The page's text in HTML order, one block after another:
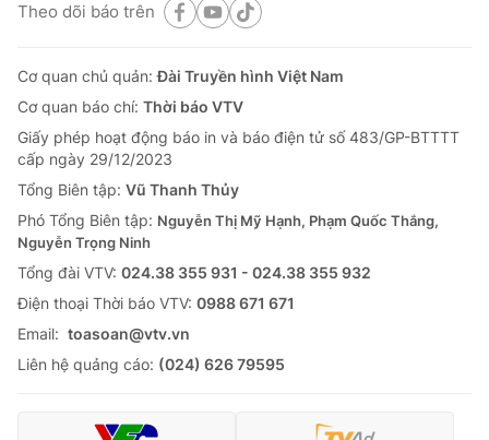
Theo dõi báo trên
Cơ quan chủ quản:Đài Truyền hình Việt Nam
Cơ quan báo chí: Thời báo VTV
Giấy phép hoạt động báo in và báo điện tử số 483/GP-BTTTT
cấp ngày 29/12/2023
Tổng Biên tập: Vũ Thanh Thủy
Phó Tổng Biên tập: Nguyễn Thị Mỹ Hạnh, Phạm Quốc Thắng,
Nguyễn Trọng Ninh
Tổng đài VTV: 024.38 355 931 - 024.38 355 932
Ðiện thoại Thời báo VTV: 0988 671 671
Email: toasoan@vtv.vn
Liên hệ quảng cáo: (024) 626 79595